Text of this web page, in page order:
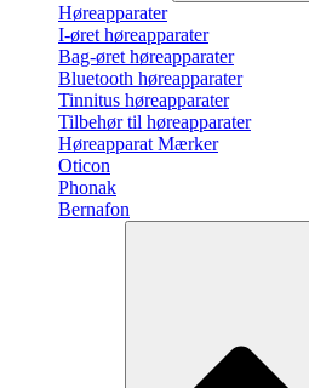
Høreapparater
I-øret høreapparater
Bag-øret høreapparater
Bluetooth høreapparater
Tinnitus høreapparater
Tilbehør til høreapparater
Høreapparat Mærker
Oticon
Phonak
Bernafon